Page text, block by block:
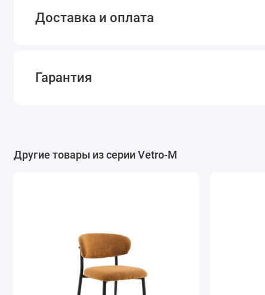
Доставка и оплата
Гарантия
Другие товары из серии Vetro-M